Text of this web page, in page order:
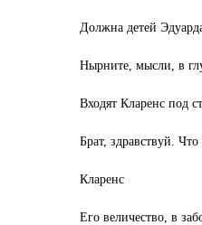
Должна детей
Нырните, мысли, в
Входят Кларенс под
Брат, здравствуй.
Кларенс
Его величество, в